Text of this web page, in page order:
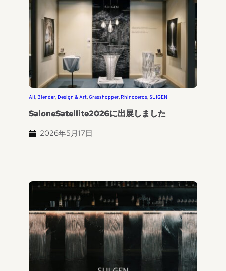
All, Blender, Design & Art, Grasshopper, Rhinoceros, SUIGEN
SaloneSatellite2026に出展しました
2026年5月17日